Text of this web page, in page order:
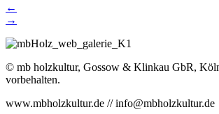
Post
navigation
←
→
© mb holzkultur, Gossow & Klinkau GbR,
vorbehalten.
www.mbholzkultur.de // info@mbholzkultur.de